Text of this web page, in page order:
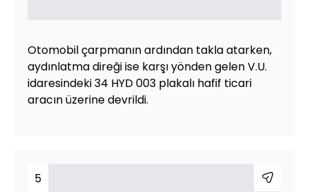
Otomobil çarpmanın ardından takla atarken,
aydınlatma direği ise karşı yönden gelen V.U.
idaresindeki 34 HYD 003 plakalı hafif ticari
aracın üzerine devrildi.
5